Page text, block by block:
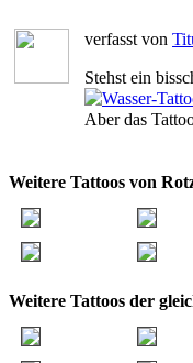
verfasst von
Stehst ein
Aber das
Weitere Tattoos von
Weitere Tattoos der